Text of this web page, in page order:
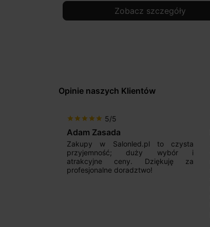
Zobacz szczegóły
Opinie naszych Klientów
star star star star star 5/5
Adam Zasada
Zakupy w Salonled.pl to czysta
przyjemność; duży wybór i
atrakcyjne ceny. Dziękuję za
profesjonalne doradztwo!